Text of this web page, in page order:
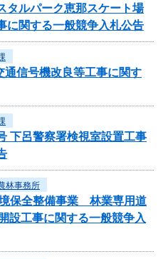
タルパーク恵那スケート場
に関する一般競争入札公告
通信号機改良等工事に関す
下呂警察署検視室設置工事
林事務所
境保全整備事業 林業専用道
設工事に関する一般競争入